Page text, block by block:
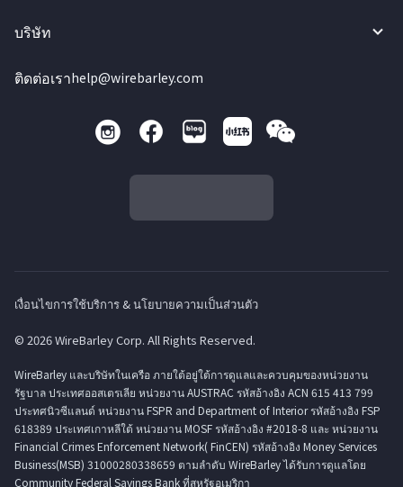
บริษัท
ติดต่อเราhelp@wirebarley.com
เงื่อนไขการใช้บริการ & นโยบายความเป็นส่วนตัว
© 2026 WireBarley Corp. All Rights Reserved.
WireBarley และบริษัทในเครือ ภายใต้อยู่ใต้การดูแลและควบคุมของหน่วยงาน
รัฐบาล ประเทศออสเตรเลีย หน่วยงาน AUSTRAC รหัสอ้างอิง ACN 615 413 799
ประทศนิวซีแลนด์ หน่วยงาน FSPR and Department of Interior รหัสอ้างอิง FSP
618389 ประเทศเกาหลีใต้ หน่วยงาน MOSF รหัสอ้างอิง #2018-8 และ หน่วยงาน
Financial Crimes Enforcement Network( FinCEN) รหัสอ้างอิง Money Services
Business(MSB) 31000280338659 ตามลำดับ WireBarley ได้รับการดูแลโดย
Community Federal Savings Bank ที่สหรัฐอเมริกา